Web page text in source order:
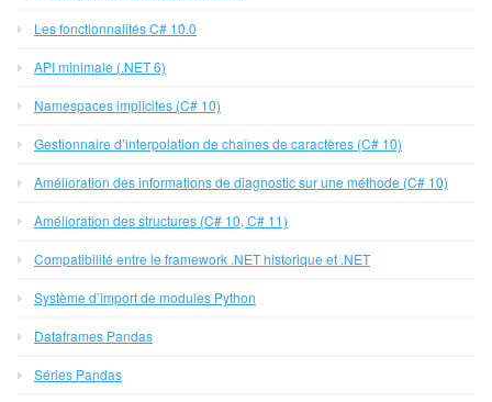
Les fonctionnalités C# 10.0
API minimale (.NET 6)
Namespaces implicites (C# 10)
Gestionnaire d’interpolation de chaînes de caractères (C# 10)
Amélioration des informations de diagnostic sur une méthode (C# 10)
Amélioration des structures (C# 10, C# 11)
Compatibilité entre le framework .NET historique et .NET
Système d’import de modules Python
Dataframes Pandas
Séries Pandas